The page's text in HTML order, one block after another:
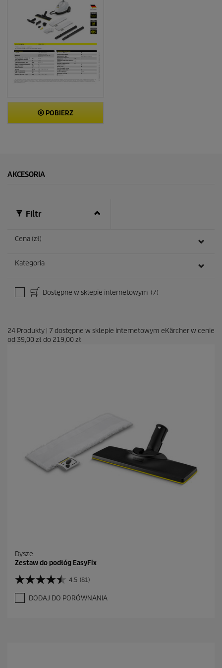
POBIERZ
AKCESORIA
Filtr
Cena (zł)
Kategoria
Dostępne w sklepie internetowym (7)
24 Produkty | 7 dostępne w sklepie internetowym eKärcher w cenie
od 39,00 zł do 219,00 zł
Dysze
Zestaw do podłóg EasyFix
4.5 (81)
4
.
5
DODAJ DO PORÓWNANIA